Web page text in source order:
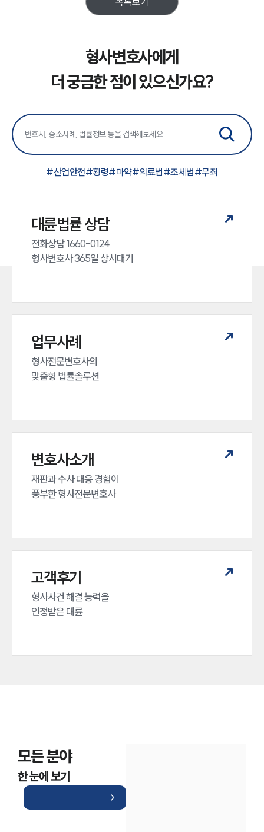
그룹소개
그룹소개
오시는 길
글로벌 파트너 로펌
고객의 소리
통합검색
업무사례
형사 주요 업무사례
사례분석/최신동향
형사 법률정보
법률지식인
언론보도
공지사항
법률 블로그
대륜법률상담예약
형사변호사에게
더 궁금한 점이 있으신가요?
#산업안전#횡령#마약#의료법#조세범#무죄
대륜법률 상담
전화상담 1660-0124
형사변호사 365일 상시대기
업무사례
형사전문변호사의
맞춤형 법률솔루션
변호사소개
재판과 수사 대응 경험이
풍부한 형사전문변호사
고객후기
형사사건 해결 능력을
인정받은 대륜
모든 분야
한 눈에 보기